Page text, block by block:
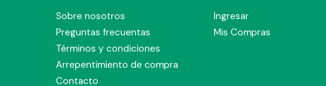
Sobre nosotros
Preguntas frecuentas
Términos y condiciones
Arrepentimiento de compra
Contacto
Ingresar
Mis Compras